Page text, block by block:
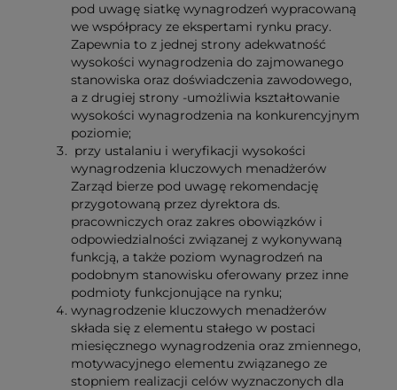
pod uwagę siatkę wynagrodzeń wypracowaną
we współpracy ze ekspertami rynku pracy.
Zapewnia to z jednej strony adekwatność
wysokości wynagrodzenia do zajmowanego
stanowiska oraz doświadczenia zawodowego,
a z drugiej strony -umożliwia kształtowanie
wysokości wynagrodzenia na konkurencyjnym
poziomie;
przy ustalaniu i weryfikacji wysokości
wynagrodzenia kluczowych menadżerów
Zarząd bierze pod uwagę rekomendację
przygotowaną przez dyrektora ds.
pracowniczych oraz zakres obowiązków i
odpowiedzialności związanej z wykonywaną
funkcją, a także poziom wynagrodzeń na
podobnym stanowisku oferowany przez inne
podmioty funkcjonujące na rynku;
wynagrodzenie kluczowych menadżerów
składa się z elementu stałego w postaci
miesięcznego wynagrodzenia oraz zmiennego,
motywacyjnego elementu związanego ze
stopniem realizacji celów wyznaczonych dla